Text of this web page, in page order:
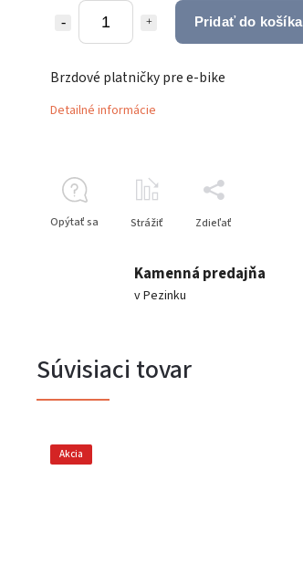
Pridať do košíka
Brzdové platničky pre e-bike
Detailné informácie
Opýtať sa Strážiť Zdieľať
Kamenná predajňa
v Pezinku
Súvisiaci tovar
Akcia